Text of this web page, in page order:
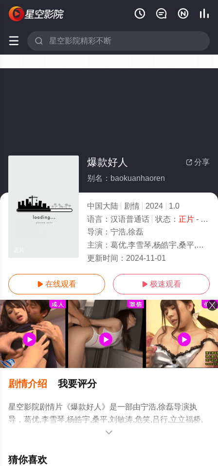
   
 
 分享
爆款好人
别名：baokuanhaoren
中国大陆 剧情 2024
1.0
语言： 汉语普通话 状态： 正片- 免费在线播放
导演： 宁浩,徐磊
主演： 葛优,李雪琴,杨皓宇,桑平,刘敏涛,危笑,吕行,立立福桥,吴磊,贾冰,龚蓓苾,张子贤,金广发,雷佳音,赵天爱,牛犇,徐朝英,梁植,
更新时间： 2024-11-01
 在线观看  极速观看
剧情介绍 我要评分
星空影院剧情片《爆款好人》是一部由宁浩,徐磊导演执
导，葛优,李雪琴,杨皓宇,桑平,刘敏涛,危笑,吕行,立立福桥,
吴磊,贾冰,龚蓓苾,张子贤,金广发,雷佳音,赵天爱,牛犇,徐朝
手机免费观看高清未删减完整版电影大全就上星空电影

猜你喜欢